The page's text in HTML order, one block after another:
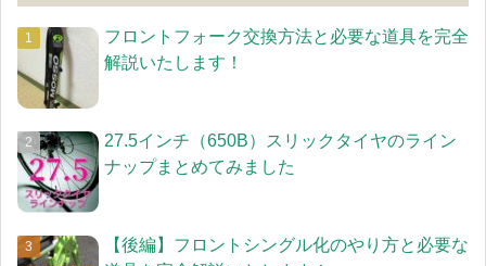
フロントフォーク交換方法と必要な道具を完全
解説いたします！
27.5インチ（650B）スリックタイヤのライン
ナップまとめてみました
【後編】フロントシングル化のやり方と必要な